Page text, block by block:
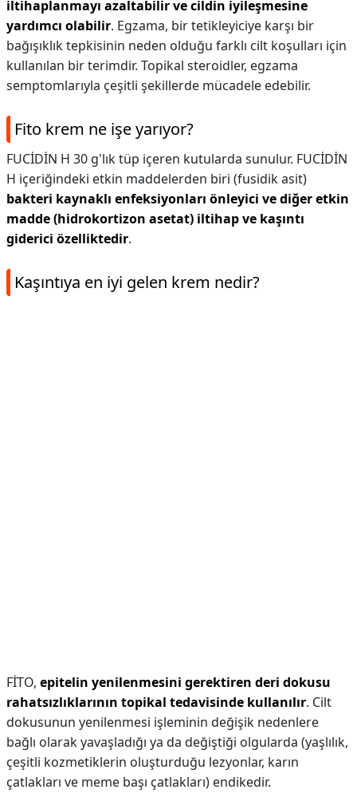
iltihaplanmayı azaltabilir ve cildin iyileşmesine
yardımcı olabilir. Egzama, bir tetikleyiciye karşı bir
bağışıklık tepkisinin neden olduğu farklı cilt koşulları için
kullanılan bir terimdir. Topikal steroidler, egzama
semptomlarıyla çeşitli şekillerde mücadele edebilir.
Fito krem ne işe yarıyor?
FUCİDİN H 30 g'lık tüp içeren kutularda sunulur. FUCİDİN
H içeriğindeki etkin maddelerden biri (fusidik asit)
bakteri kaynaklı enfeksiyonları önleyici ve diğer etkin
madde (hidrokortizon asetat) iltihap ve kaşıntı
giderici özelliktedir.
Kaşıntıya en iyi gelen krem nedir?
FİTO, epitelin yenilenmesini gerektiren deri dokusu
rahatsızlıklarının topikal tedavisinde kullanılır. Cilt
dokusunun yenilenmesi işleminin değişik nedenlere
bağlı olarak yavaşladığı ya da değiştiği olgularda (yaşlılık,
çeşitli kozmetiklerin oluşturduğu lezyonlar, karın
çatlakları ve meme başı çatlakları) endikedir.